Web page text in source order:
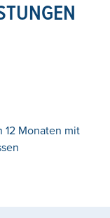
12 Monaten mit